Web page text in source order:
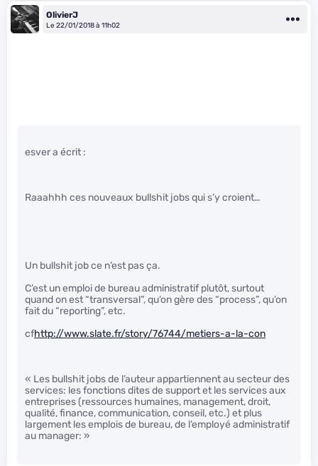
OlivierJ
Le 22/01/2018 à 11h02
esver a écrit :
Raaahhh ces nouveaux bullshit jobs qui s’y croient…
Un bullshit job ce n’est pas ça.
C’est un emploi de bureau administratif plutôt, surtout
quand on est “transversal”, qu’on gère des “process”, qu’on
fait du “reporting”, etc.
cfhttp://www.slate.fr/story/76744/metiers-a-la-con
« Les bullshit jobs de l’auteur appartiennent au secteur des
services: les fonctions dites de support et les services aux
entreprises (ressources humaines, management, droit,
qualité, finance, communication, conseil, etc.) et plus
largement les emplois de bureau, de l’employé administratif
au manager: »